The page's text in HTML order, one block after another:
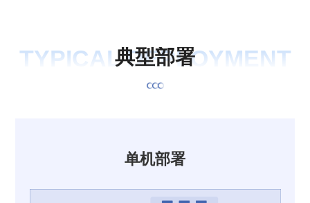
TYPICAL DEPLOYMENT
典型部署
单机部署